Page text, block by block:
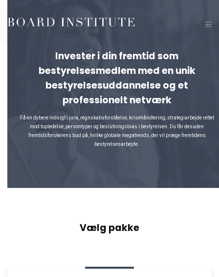
Invester i din fremtid som
bestyrelsesmedlem med en unik
bestyrelsesuddannelse og et
professionelt netværk
Få en dybere indsigt i jura, regnskabsforståelse, krisehåndtering, strategiarbejde rettet
mod topledelse, persontyper og beslutningsbias i bestyrelsen. Du får desuden
fremtidsforskerens bud på, hvilke globale megatrends, der vil præge fremtidens
bestyrelsesarbejde.
Vælg pakke